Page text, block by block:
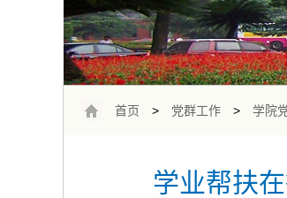
首页 > 党群工作 > 学院
学业帮扶